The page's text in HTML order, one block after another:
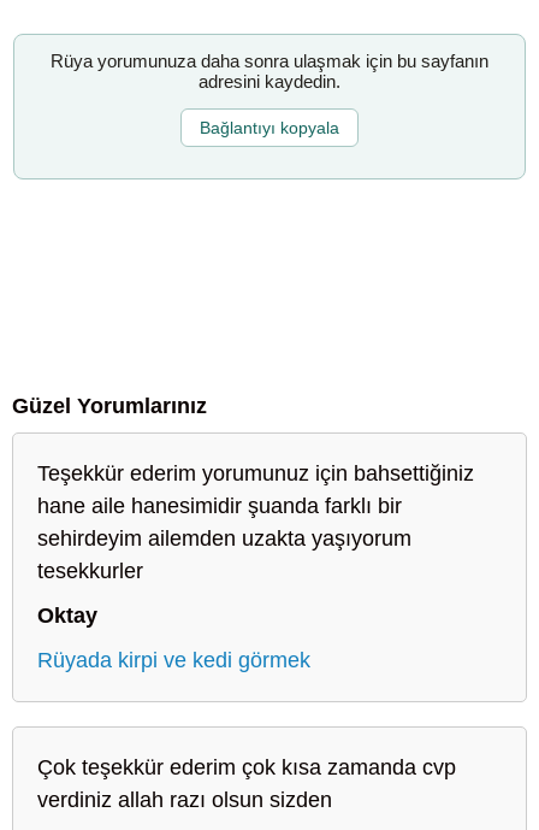
Rüya yorumunuza daha sonra ulaşmak için bu sayfanın
adresini kaydedin.
Bağlantıyı kopyala
Güzel Yorumlarınız
Teşekkür ederim yorumunuz için bahsettiğiniz
hane aile hanesimidir şuanda farklı bir
sehirdeyim ailemden uzakta yaşıyorum
tesekkurler
Oktay
Rüyada kirpi ve kedi görmek
Çok teşekkür ederim çok kısa zamanda cvp
verdiniz allah razı olsun sizden